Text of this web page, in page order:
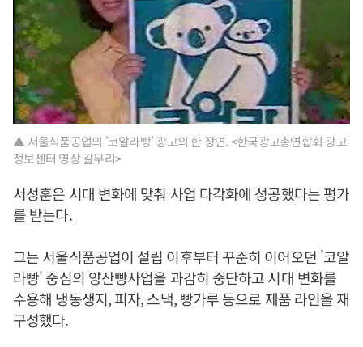
▲ 서울식품공업의 '코알라빵' 광고의 한 장면. <한국광고총연합회 광고
정보센터 영상 갈무리>
서성훈은 시대 변화에 맞춰 사업 다각화에 성공했다는 평가
를 받는다.
그는 서울식품공업이 설립 이후부터 꾸준히 이어오던 '코알
라빵' 중심의 양산빵사업을 과감히 중단하고 시대 변화를
수용해 냉동생지, 피자, 스낵, 빵가루 등으로 제품 라인을 재
구성했다.